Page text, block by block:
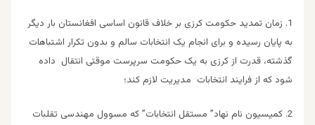
1. زمان تمدید حکومت کرزی بر خلاف قانون اساسی افغانستان بار دیگر
به پایان رسیده و برای انجام یک انتخابات سالم و بدون تکرار اشتباهات
گذشته، قدرت از کرزی به یک حکومت سرپرست موقتی انتقال داده
شود که از فرایند انتخابات مدیریت لازم کند؛
2. کمیسیون نام نهاد” مستقل انتخابات” که مسوول مهندسی تقلبات